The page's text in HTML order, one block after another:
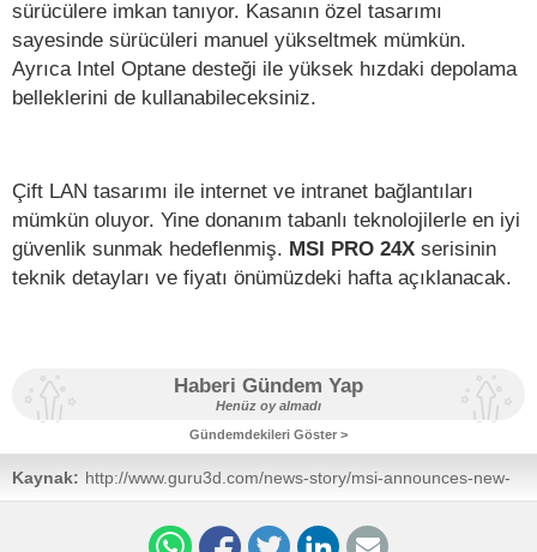
sürücülere imkan tanıyor. Kasanın özel tasarımı
sayesinde sürücüleri manuel yükseltmek mümkün.
Ayrıca Intel Optane desteği ile yüksek hızdaki depolama
belleklerini de kullanabileceksiniz.
Çift LAN tasarımı ile internet ve intranet bağlantıları
mümkün oluyor. Yine donanım tabanlı teknolojilerle en iyi
güvenlik sunmak hedeflenmiş. MSI PRO 24X serisinin
teknik detayları ve fiyatı önümüzdeki hafta açıklanacak.
Haberi Gündem Yap
Henüz oy almadı
Gündemdekileri Göster >
Kaynak: http://www.guru3d.com/news-story/msi-announces-new-
all-in-one-pc-pro-24x-series-with-ultra-slim-design.html